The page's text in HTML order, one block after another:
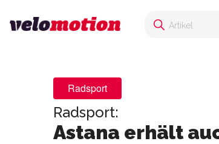
Radsport
Radsport:
Astana erhält